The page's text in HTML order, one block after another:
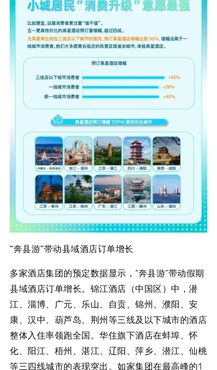
“奔县游”带动县域酒店订单增长
多家酒店集团的预定数据显示，“奔县游”带动假期
县域酒店订单增长。锦江酒店（中国区）中，潜
江、淄博、广元、乐山、自贡、锦州、濮阳、安
康、汉中、葫芦岛、荆州等三线及以下城市的酒店
整体入住率领跑全国。华住旗下酒店在蚌埠、怀
化、阳江、梧州、湛江、辽阳、萍乡、潜江、仙桃
等三四线城市的表现突出。如家集团在最高峰的1